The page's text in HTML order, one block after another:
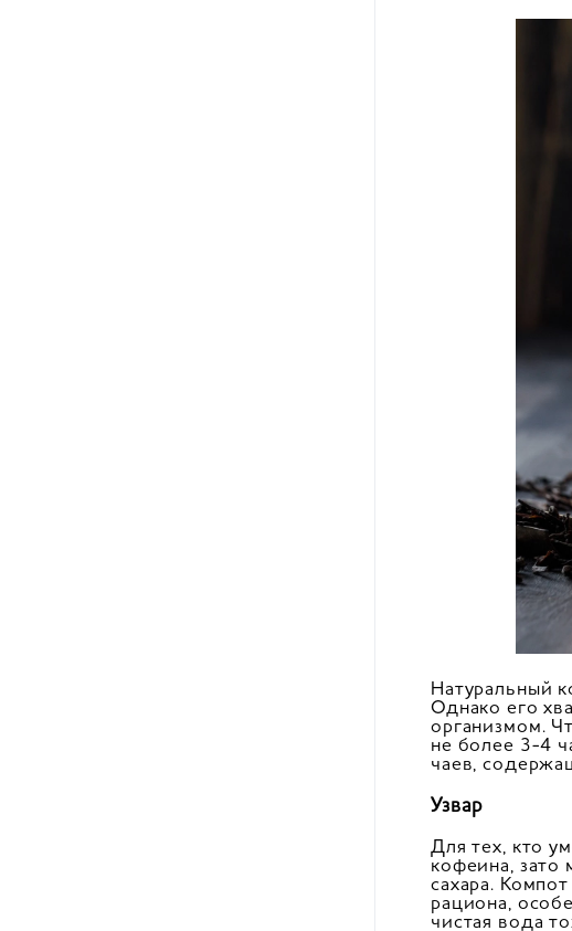
Натуральный
Однако его
организмом.
не более 3-4
чаев,
Узвар
Для тех, кто
кофеина, зато
сахара.
рациона,
чистая вода